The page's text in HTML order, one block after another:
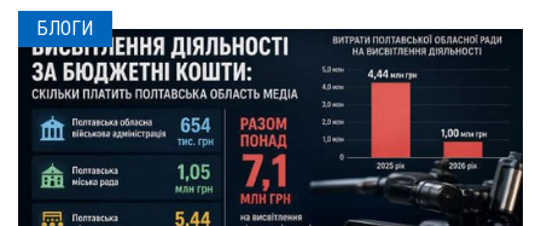
БЛОГИ